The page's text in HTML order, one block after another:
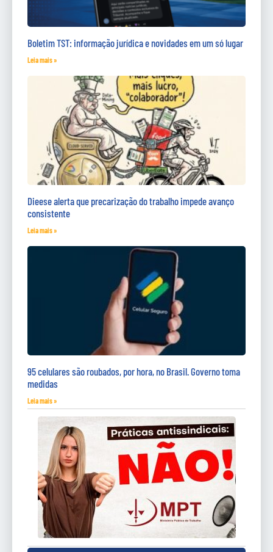
Boletim TST: informação jurídica e novidades em um só lugar
Leia mais »
Dieese alerta que precarização do trabalho impede avanço
consistente
Leia mais »
95 celulares são roubados, por hora, no Brasil. Governo toma
medidas
Leia mais »